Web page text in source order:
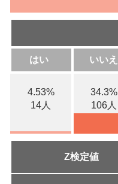
はい いいえ
4.53%
14人
34.3%
106人
Z検定値